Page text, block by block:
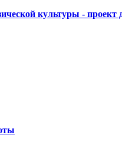
культуры -